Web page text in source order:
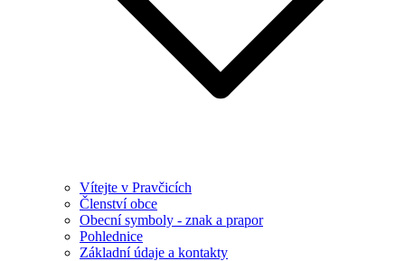
Vítejte v Pravčicích
Členství obce
Obecní symboly - znak a prapor
Pohlednice
Základní údaje a kontakty